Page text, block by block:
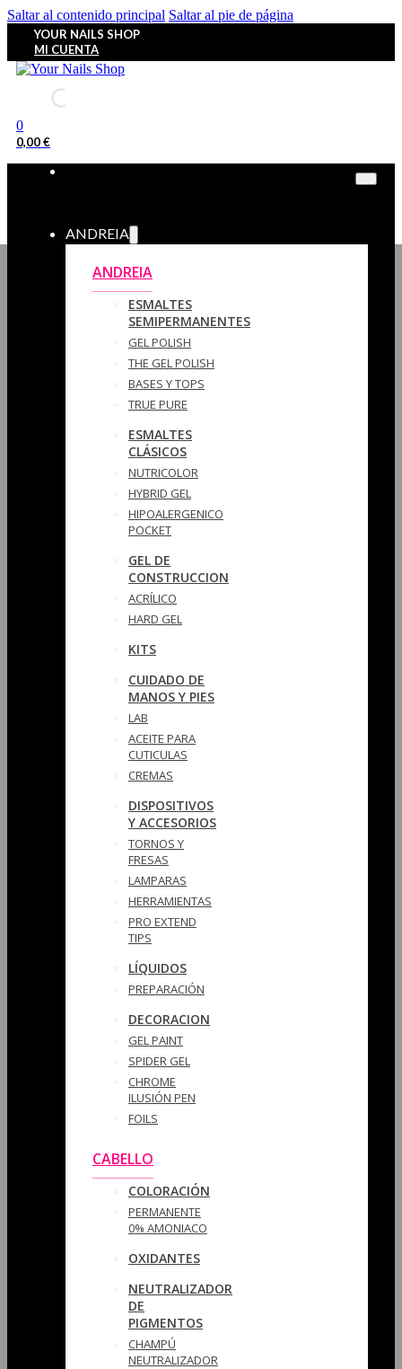
Saltar al contenido principal Saltar al pie de página
YOUR NAILS SHOP
MI CUENTA
0
0,00€
ANDREIA
ANDREIA
ESMALTES
SEMIPERMANENTES
GEL POLISH
THE GEL POLISH
BASES Y‎ TOPS
TRUE PURE
ESMALTES
CLÁSICOS
NUTRICOLOR
HYBRID GEL
HIPOALERGENICO
POCKET
GEL DE
CONSTRUCCION
ACRÍLICO
HARD GEL
KITS
CUIDADO DE
MANOS Y PIES
LAB
ACEITE PARA
CUTICULAS
CREMAS
DISPOSITIVOS
Y ACCESORIOS
TORNOS Y
FRESAS
LAMPARAS
HERRAMIENTAS
PRO EXTEND
TIPS
LÍQUIDOS
PREPARACIÓN
DECORACION
GEL PAINT
SPIDER GEL
CHROME
ILUSIÓN PEN
FOILS
CABELLO
COLORACIÓN
PERMANENTE
0% AMONIACO
OXIDANTES
NEUTRALIZADOR
DE
PIGMENTOS
CHAMPÚ
NEUTRALIZADOR